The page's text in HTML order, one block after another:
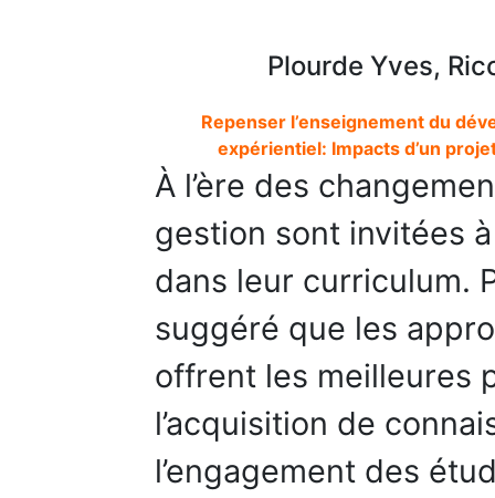
Plourde Yves,
Repenser l’enseignement du
expérientiel: Impacts d’un
À l’ère des
gestion sont invitées
dans leur curriculum.
suggéré que les
offrent les meilleures
l’acquisition de
l’engagement des